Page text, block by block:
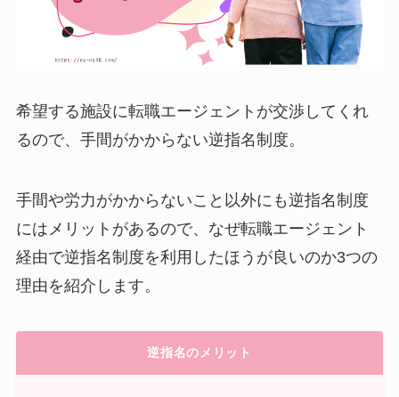
希望する施設に転職エージェントが交渉してくれ
るので、手間がかからない逆指名制度。
手間や労力がかからないこと以外にも逆指名制度
にはメリットがあるので、なぜ転職エージェント
経由で逆指名制度を利用したほうが良いのか3つの
理由を紹介します。
逆指名のメリット